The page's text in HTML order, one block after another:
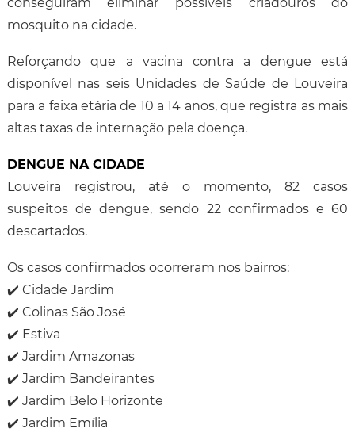
mosquito na cidade.
Reforçando que a vacina contra a dengue está
disponível nas seis Unidades de Saúde de Louveira
para a faixa etária de 10 a 14 anos, que registra as mais
altas taxas de internação pela doença.
DENGUE NA CIDADE
Louveira registrou, até o momento, 82 casos
suspeitos de dengue, sendo 22 confirmados e 60
descartados.
Os casos confirmados ocorreram nos bairros:
✔️ Cidade Jardim
✔️ Colinas São José
✔️ Estiva
✔️ Jardim Amazonas
✔️ Jardim Bandeirantes
✔️ Jardim Belo Horizonte
✔️ Jardim Emília